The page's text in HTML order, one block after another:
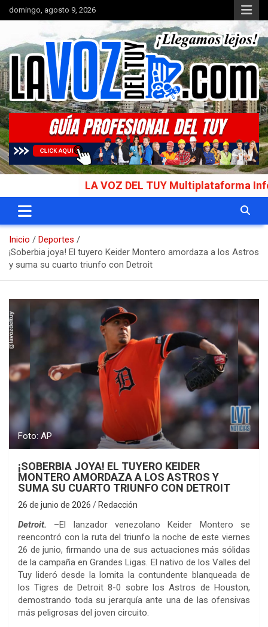
Saltar
al
domingo, agosto 9, 2026
La Voz del Tuy
Portal de noticias
LA VOZ DEL TUY Multiplataforma
Inicio
Deportes
¡Soberbia joya! El tuyero Keider Montero amordaza a los Astros
y suma su cuarto triunfo con Detroit
Foto: AP
¡SOBERBIA JOYA! EL TUYERO KEIDER
MONTERO AMORDAZA A LOS ASTROS Y
SUMA SU CUARTO TRIUNFO CON DETROIT
26 de junio de 2026 Redacción
Detroit. –El lanzador venezolano Keider Montero se
reencontró con la ruta del triunfo la noche de este viernes
26 de junio, firmando una de sus actuaciones más sólidas
de la campaña en Grandes Ligas. El nativo de los Valles del
Tuy lideró desde la lomita la contundente blanqueada de
los Tigres de Detroit 8-0 sobre los Astros de Houston,
demostrando toda su jerarquía ante una de las ofensivas
más peligrosas del joven circuito.